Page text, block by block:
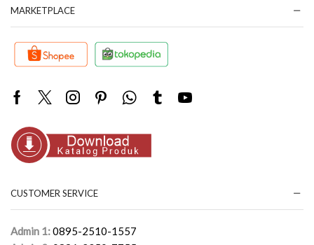
MARKETPLACE
Facebook
TwitterInstagram
PinterestWhatsapp
TumblrYoutube
CUSTOMER SERVICE
Admin 1:0895-2510-1557